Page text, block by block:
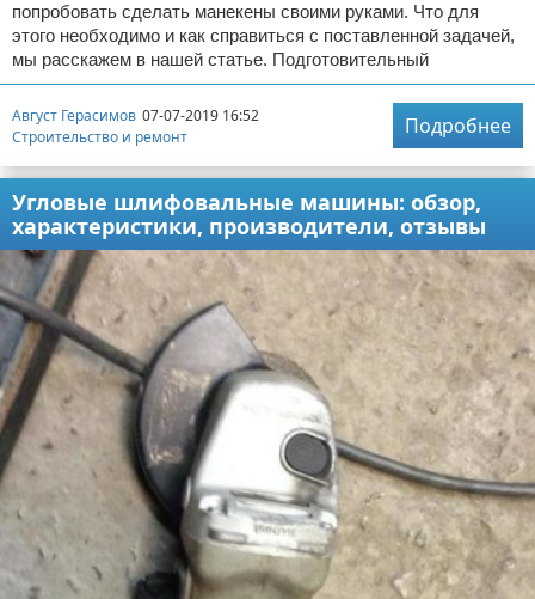
попробовать сделать манекены своими руками. Что для
этого необходимо и как справиться с поставленной задачей,
мы расскажем в нашей статье. Подготовительный
Август Герасимов 07-07-2019 16:52
Строительство и ремонт
Подробнее
Угловые шлифовальные машины: обзор,
характеристики, производители, отзывы